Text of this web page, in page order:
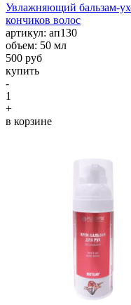
Увлажняющий бальзам-
кончиков волос
aртикул: ап130
объем: 50 мл
500 руб
купить
-
1
+
в корзине